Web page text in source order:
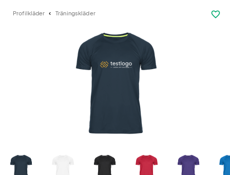
Profilkläder Träningskläder favorite_border